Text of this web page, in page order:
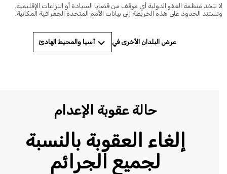
تتخذ منظمة العفو الدولية أي موقف من قضايا السيادة أو النزاعات الإقليمية.
الحدود على هذه الخريطة إلى بيانات الأمم المتحدة الجغرافية المكانية.
عرض البلدان الأخرى في آسيا والمحيط الهادئ
حالة عقوبة الإعدام
إلغاء العقوبة بالنسبة
لجميع الجرائم